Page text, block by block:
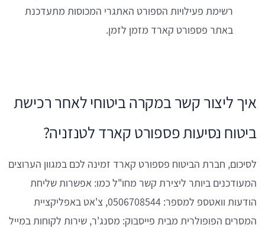
רשימת פעילויות הספורט האתגרי המכוסות מתעדכנת
באתר פספורט קארד מזמן לזמן.
איך ליצור קשר במקרה ביטוחי לאחר רכישת
ביטוח נסיעות פספורט קארד לטנזניה?
לסיכום, חברת הביטוח פספורט קארד זמינה לכם במגוון הערוצים
המעודכנים ביותר ליצירת קשר מחו"ל כמו: אפשרות שליחת
הודעות וואטספ למספר: 0506708544, צ'אט באפליקציית
המסרים הפופולרית מבית פייסבוק: מסנג'ר, שירות לקוחות במייל